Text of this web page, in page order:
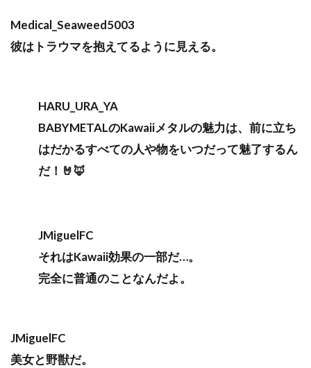
Medical_Seaweed5003
彼はトラウマを抱えてるように見える。
HARU_URA_YA
BABYMETALのKawaiiメタルの魅力は、前に立ち
はだかるすべての人や物をいつだって魅了するん
だ！🤘🦊
JMiguelFC
それはKawaii効果の一部だ…。
完全に普通のことなんだよ。
JMiguelFC
美女と野獣だ。